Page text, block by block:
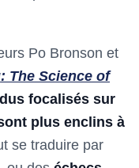
Po Bronson et
The Science of
focalisés sur
plus enclins à
se traduire par